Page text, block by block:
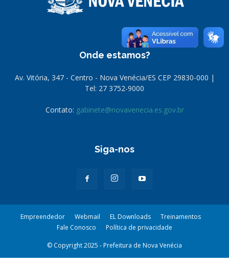
Onde estamos?
Av. Vitória, 347 - Centro - Nova Venécia/ES CEP 29830-000 |
Tel: 27 3752-9000
Contato: gabinete@novavenecia.es.gov.br
Siga-nos
Empreendedor Webmail EL Downloads
Treinamentos
Fale Conosco
Política de privacidade
© Copyright 2025 - Prefeitura de Nova Venécia